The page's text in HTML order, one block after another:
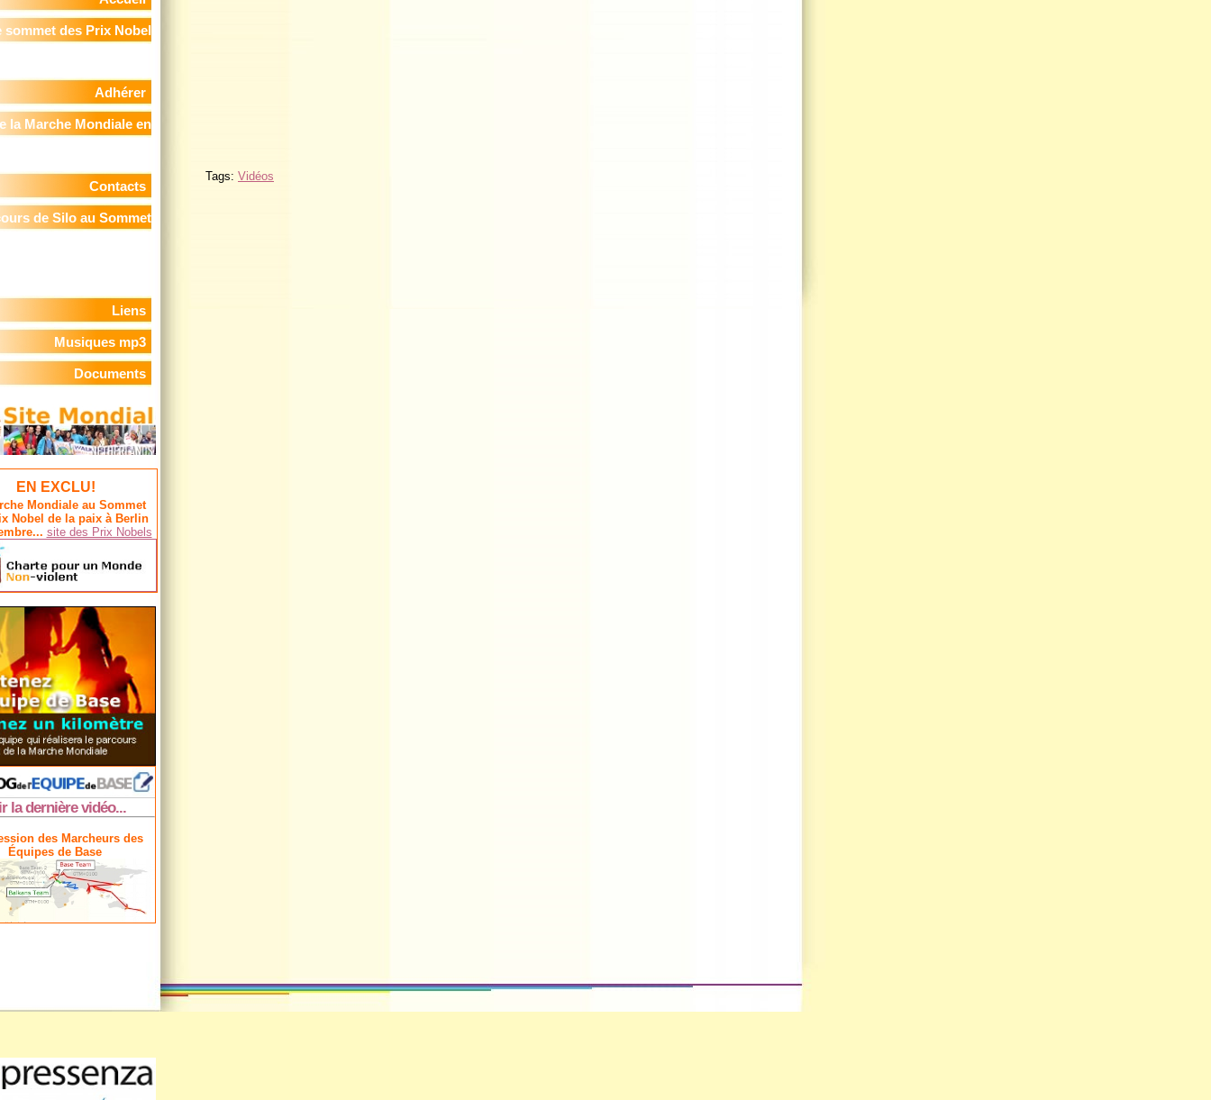
sommet des Prix Nobel
Adhérer
la Marche Mondiale en
Contacts
de Silo au Sommet
Liens
Musiques mp3
Documents
EN EXCLU!
Mondiale au Sommet
Nobel de la paix à Berlin
site des Prix Nobels
la dernière vidéo...
des Marcheurs des
Équipes de Base
Tags: Vidéos